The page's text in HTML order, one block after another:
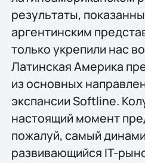
результаты,
аргентинским
только укрепили нас
Латинская Америка
из основных
экспансии Softline.
настоящий момент
пожалуй, самый
развивающийся IT-